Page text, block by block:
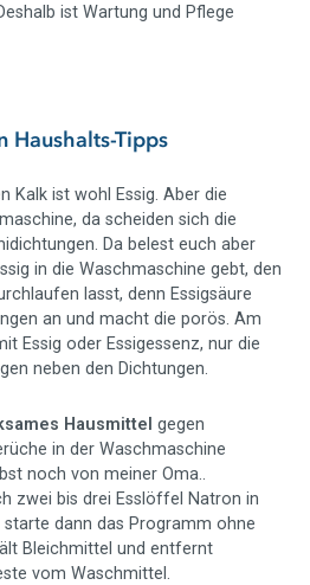
ist Wartung und Pflege
Haushalts-Tipps
Kalk ist wohl Essig. Aber die
da scheiden sich die
Da belest euch aber
in die Waschmaschine gebt, den
lasst, denn Essigsäure
an und macht die porös. Am
Essig oder Essigessenz, nur die
neben den Dichtungen.
Hausmittel gegen
in der Waschmaschine
noch von meiner Oma..
zwei bis drei Esslöffel Natron in
dann das Programm ohne
Bleichmittel und entfernt
vom Waschmittel.